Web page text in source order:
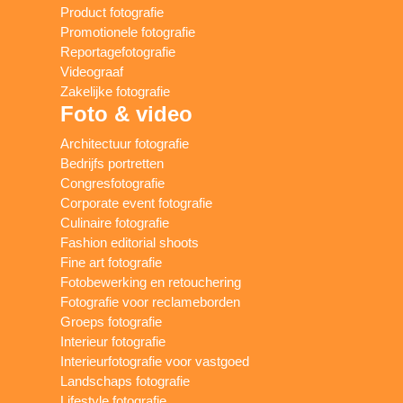
Product fotografie
Promotionele fotografie
Reportagefotografie
Videograaf
Zakelijke fotografie
Foto & video
Architectuur fotografie
Bedrijfs portretten
Congresfotografie
Corporate event fotografie
Culinaire fotografie
Fashion editorial shoots
Fine art fotografie
Fotobewerking en retouchering
Fotografie voor reclameborden
Groeps fotografie
Interieur fotografie
Interieurfotografie voor vastgoed
Landschaps fotografie